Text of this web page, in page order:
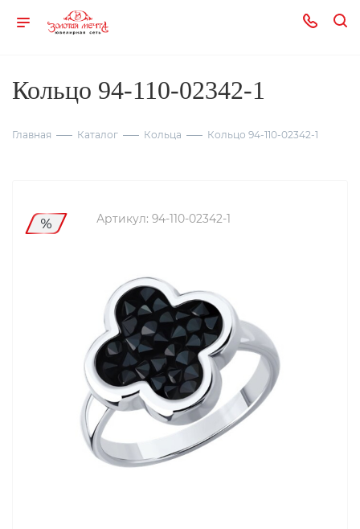
Кольцо 94-110-02342-1
Главная Каталог Кольца Кольцо 94-110-02342-1
Артикул: 94-110-02342-1